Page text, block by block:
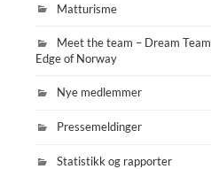
Matturisme
Meet the team – Dream Team
Edge of Norway
Nye medlemmer
Pressemeldinger
Statistikk og rapporter